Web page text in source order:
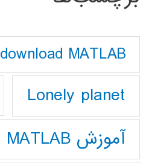
download MATLAB
Lonely planet
آموزش MATLAB